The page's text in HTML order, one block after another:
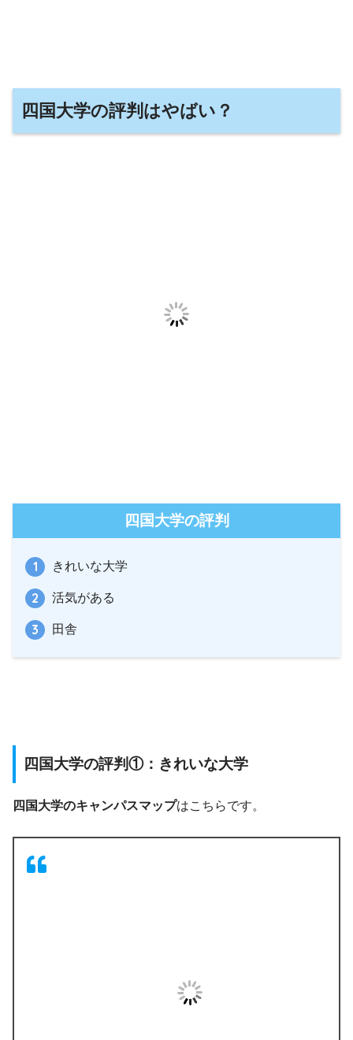
四国大学の評判はやばい？
四国大学の評判
きれいな大学
活気がある
田舎
四国大学の評判①：きれいな大学
四国大学のキャンパスマップはこちらです。